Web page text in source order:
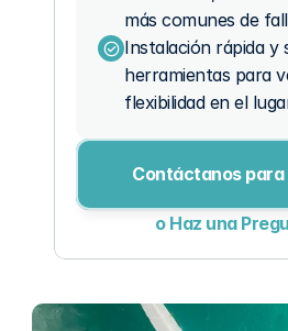
más comunes de
Instalación rápida y
herramientas para
flexibilidad en el
Contáctanos para
o Haz una